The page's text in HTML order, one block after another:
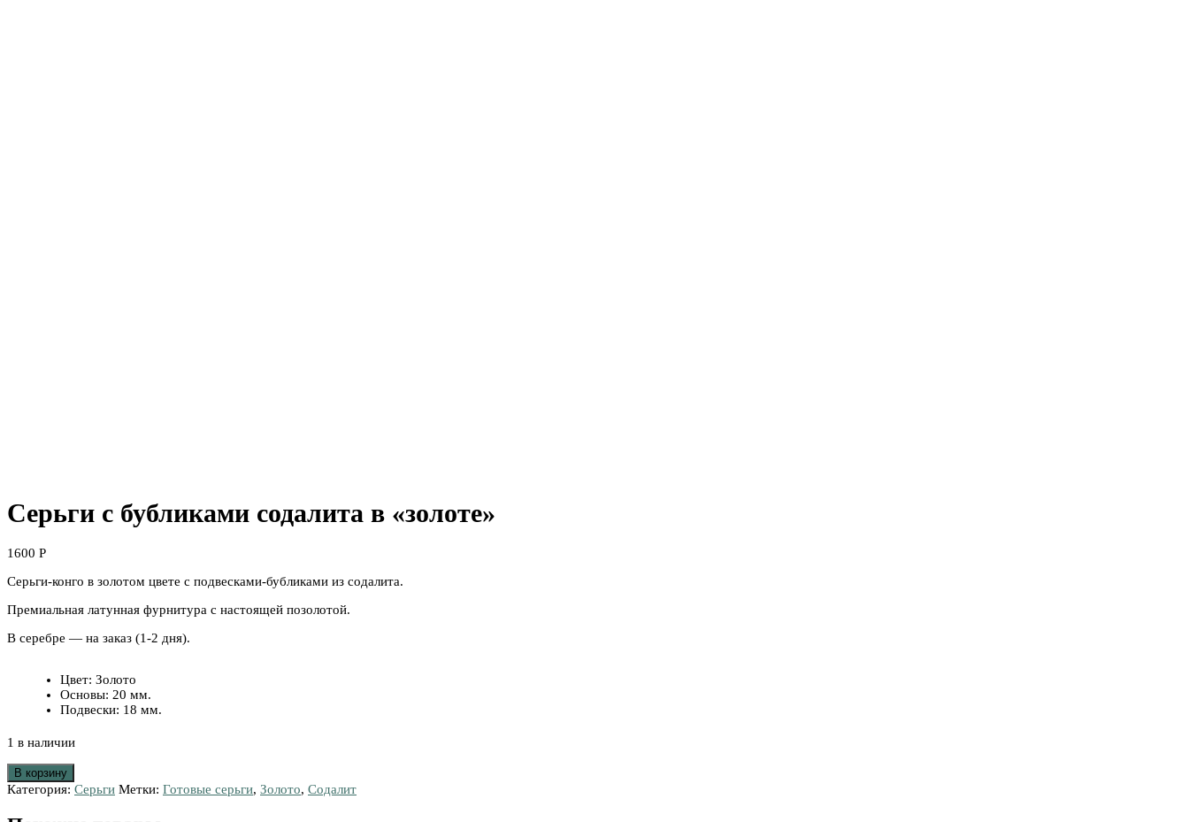
Серьги с бубликами содалита в «золоте»
1600 Р
Серьги-конго в золотом цвете с подвесками-бубликами из содалита.
Премиальная латунная фурнитура с настоящей позолотой.
В серебре — на заказ (1-2 дня).
Цвет: Золото
Основы: 20 мм.
Подвески: 18 мм.
1 в наличии
В корзину
Категория: Серьги Метки: Готовые серьги, Золото, Содалит